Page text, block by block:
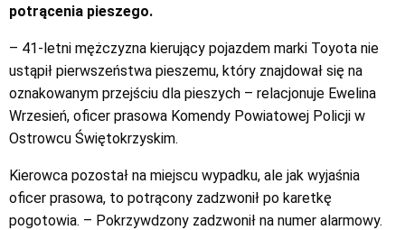
potrącenia pieszego.
– 41-letni mężczyzna kierujący pojazdem marki Toyota nie
ustąpił pierwszeństwa pieszemu, który znajdował się na
oznakowanym przejściu dla pieszych – relacjonuje Ewelina
Wrzesień, oficer prasowa Komendy Powiatowej Policji w
Ostrowcu Świętokrzyskim.
Kierowca pozostał na miejscu wypadku, ale jak wyjaśnia
oficer prasowa, to potrącony zadzwonił po karetkę
pogotowia. – Pokrzywdzony zadzwonił na numer alarmowy.